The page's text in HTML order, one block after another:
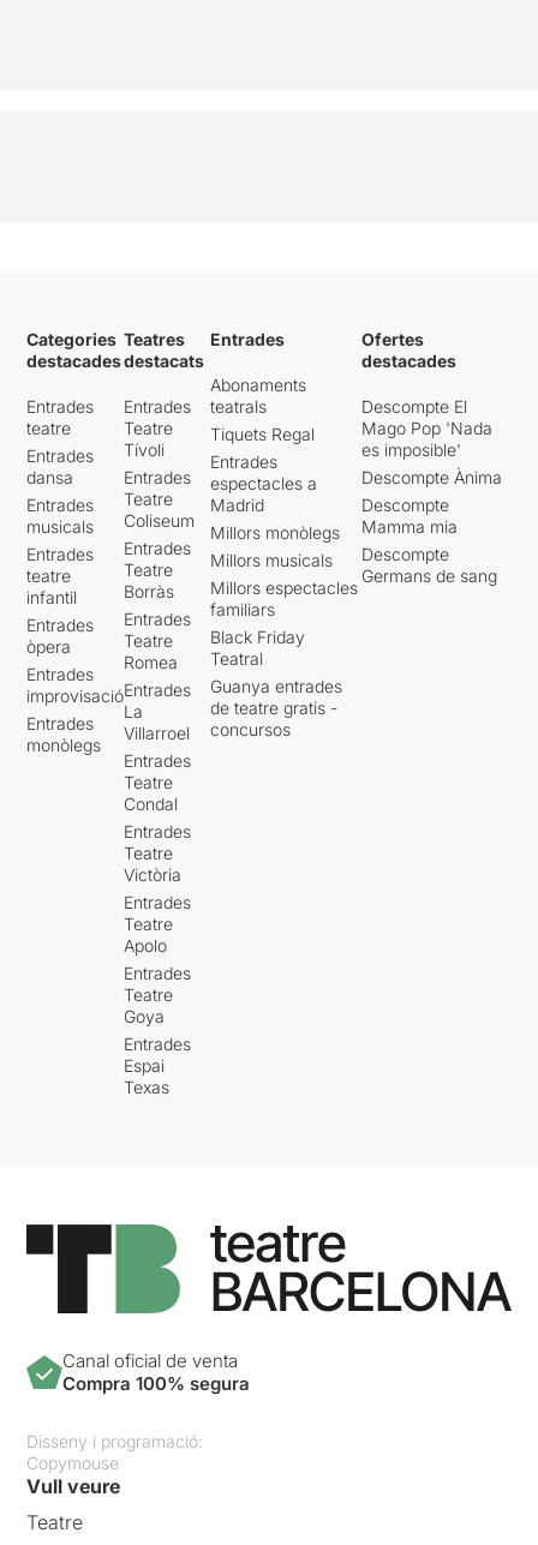
Categories
destacades
Entrades
teatre
Entrades
dansa
Entrades
musicals
Entrades
teatre
infantil
Entrades
òpera
Entrades
improvisació
Entrades
monòlegs
Teatres
destacats
Entrades
Teatre
Tívoli
Entrades
Teatre
Coliseum
Entrades
Teatre
Borràs
Entrades
Teatre
Romea
Entrades
La
Villarroel
Entrades
Teatre
Condal
Entrades
Teatre
Victòria
Entrades
Teatre
Apolo
Entrades
Teatre
Goya
Entrades
Espai
Texas
Entrades
Abonaments
teatrals
Tiquets Regal
Entrades
espectacles a
Madrid
Millors monòlegs
Millors musicals
Millors espectacles
familiars
Black Friday
Teatral
Guanya entrades
de teatre gratis -
concursos
Ofertes
destacades
Descompte El
Mago Pop 'Nada
es imposible'
Descompte Ànima
Descompte
Mamma mia
Descompte
Germans de sang
Canal oficial de venta
Compra 100% segura
Disseny i programació:
Copymouse
Vull veure
Teatre